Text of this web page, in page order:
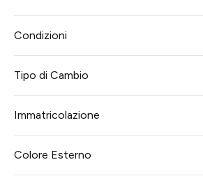
Condizioni
Tipo di Cambio
Immatricolazione
Colore Esterno